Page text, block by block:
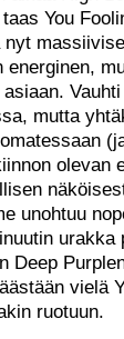
You
nyt
energinen,
mutta
olevan
unohtuu
urakka
Deep
vielä
ruotuun.